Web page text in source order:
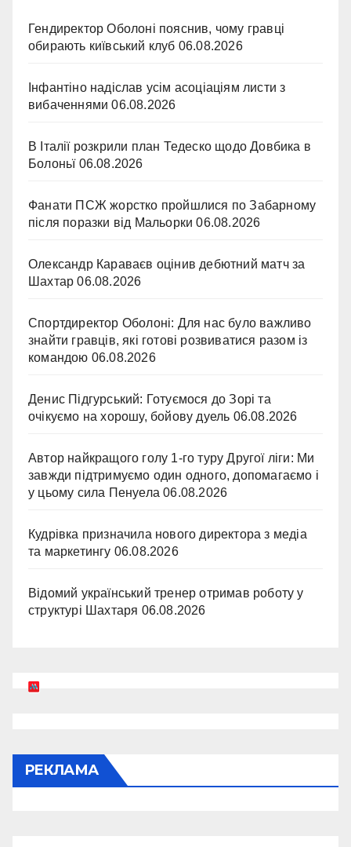
Гендиректор Оболоні пояснив, чому гравці
обирають київський клуб 06.08.2026
Інфантіно надіслав усім асоціаціям листи з
вибаченнями 06.08.2026
В Італії розкрили план Тедеско щодо Довбика в
Болоньї 06.08.2026
Фанати ПСЖ жорстко пройшлися по Забарному
після поразки від Мальорки 06.08.2026
Олександр Караваєв оцінив дебютний матч за
Шахтар 06.08.2026
Спортдиректор Оболоні: Для нас було важливо
знайти гравців, які готові розвиватися разом із
командою 06.08.2026
Денис Підгурський: Готуємося до Зорі та
очікуємо на хорошу, бойову дуель 06.08.2026
Автор найкращого голу 1-го туру Другої ліги: Ми
завжди підтримуємо один одного, допомагаємо і
у цьому сила Пенуела 06.08.2026
Кудрівка призначила нового директора з медіа
та маркетингу 06.08.2026
Відомий український тренер отримав роботу у
структурі Шахтаря 06.08.2026
РЕКЛАМА